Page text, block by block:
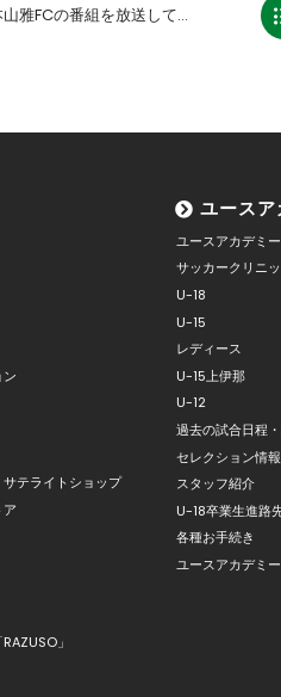
の番組を放送して頂きます。
テライトショップ
」
ユース
ユースアカデミー
サッカークリニ
U-18
U-15
レディース
U-15上伊那
U-12
過去の試合日程
セレクション情報
スタッフ紹介
U-18卒業生進路
各種お手続き
ユースアカデミ